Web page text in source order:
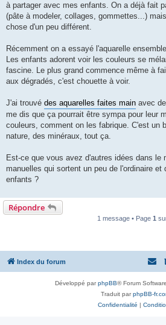
n
o
l
à partager avec mes enfants. On a déjà fait
(pâte à modeler, collages, gommettes...)
chose d'un peu différent.
Récemment on a essayé l'aquarelle
Les enfants adorent voir les couleurs se
fascine. Le plus grand commence même à
aux dégradés, c'est chouette à voir.
J'ai trouvé des aquarelles faites main avec
me dis que ça pourrait être sympa pour leur
couleurs, comment on les fabrique. C'est un
nature, des minéraux, tout ça.
Est-ce que vous avez d'autres idées dans le
manuelles qui sortent un peu de l'ordinaire
enfants ?
Répondre
1 message • Page 1
Index du forum
Développé parphpBB® Forum
Traduit parphpBB-
Confidentialité |